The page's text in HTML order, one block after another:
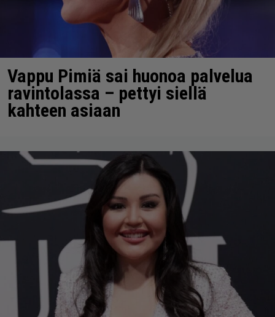
Vappu Pimiä sai huonoa palvelua
ravintolassa – pettyi siellä
kahteen asiaan